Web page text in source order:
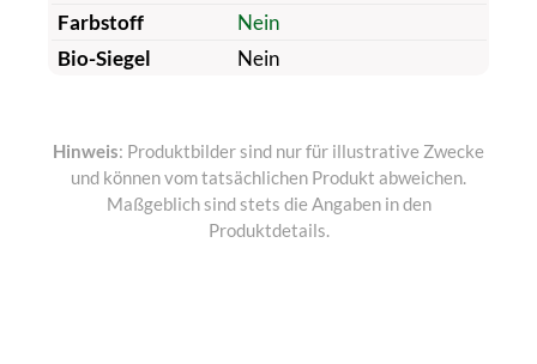
Farbstoff
Nein
Bio-Siegel
Nein
Hinweis: Produktbilder sind nur für illustrative Zwecke
und können vom tatsächlichen Produkt abweichen.
Maßgeblich sind stets die Angaben in den
Produktdetails.